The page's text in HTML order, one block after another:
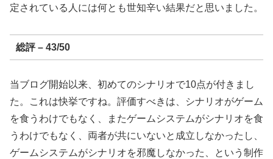
定されている人には何とも世知辛い結果だと思いました。
総評 – 43/50
当ブログ開始以来、初めてのシナリオで10点が付きまし
た。これは快挙ですね。評価すべきは、シナリオがゲーム
を食うわけでもなく、またゲームシステムがシナリオを食
うわけでもなく、両者が共にいないと成立しなかったし、
ゲームシステムがシナリオを邪魔しなかった、という制作